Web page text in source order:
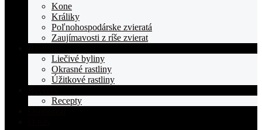
Kone
Králiky
Poľnohospodárske zvieratá
Zaujímavosti z ríše zvierat
Liečivé byliny
Okrasné rastliny
Úžitkové rastliny
Recepty